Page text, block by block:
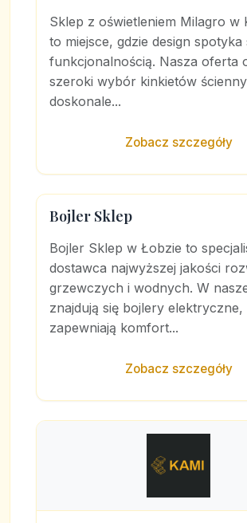
Sklep z oświetleniem Milagro w
to miejsce, gdzie design spotyka
funkcjonalnością. Nasza oferta
szeroki wybór kinkietów
doskonale...
Zobacz szczegóły
Bojler Sklep
Bojler Sklep w Łobzie to
dostawca najwyższej jakości
grzewczych i wodnych. W
znajdują się bojlery
zapewniają komfort...
Zobacz szczegóły